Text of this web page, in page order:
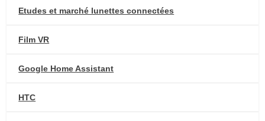
Etudes et marché lunettes connectées
Film VR
Google Home Assistant
HTC